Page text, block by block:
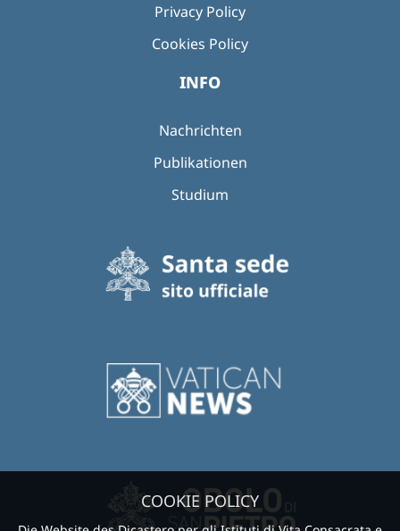
Privacy Policy
Cookies Policy
INFO
Nachrichten
Publikationen
Studium
COOKIE POLICY